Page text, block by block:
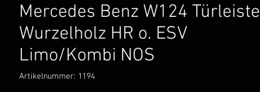
Mercedes Benz W124 Türleiste
Wurzelholz HR o. ESV
Limo/Kombi NOS
Artikelnummer: 1194